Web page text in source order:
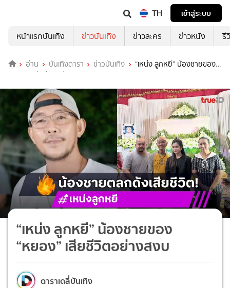
TH
เข้าสู่ระบบ
หน้าแรกบันเทิง
ข่าวบันเทิง ข่าวละคร ข่าวหนัง รี
อ่าน บันเทิงดารา ข่าวบันเทิง
“เหน่ง ลูกหยี” น้องชายของ
“หยอง” เสียชีวิตอย่างสงบ
“เหน่ง ลูกหยี” น้องชายของ
“หยอง” เสียชีวิตอย่างสงบ
ดาราเดลี่บันเทิง